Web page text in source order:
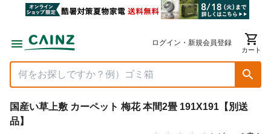
ログイン・新規会員登録
カート
国産い草上敷 カーペット 梅花 本間2畳 191X191【別送
品】